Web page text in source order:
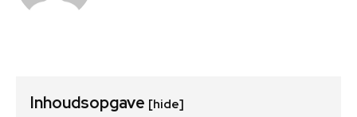
Inhoudsopgave [hide]